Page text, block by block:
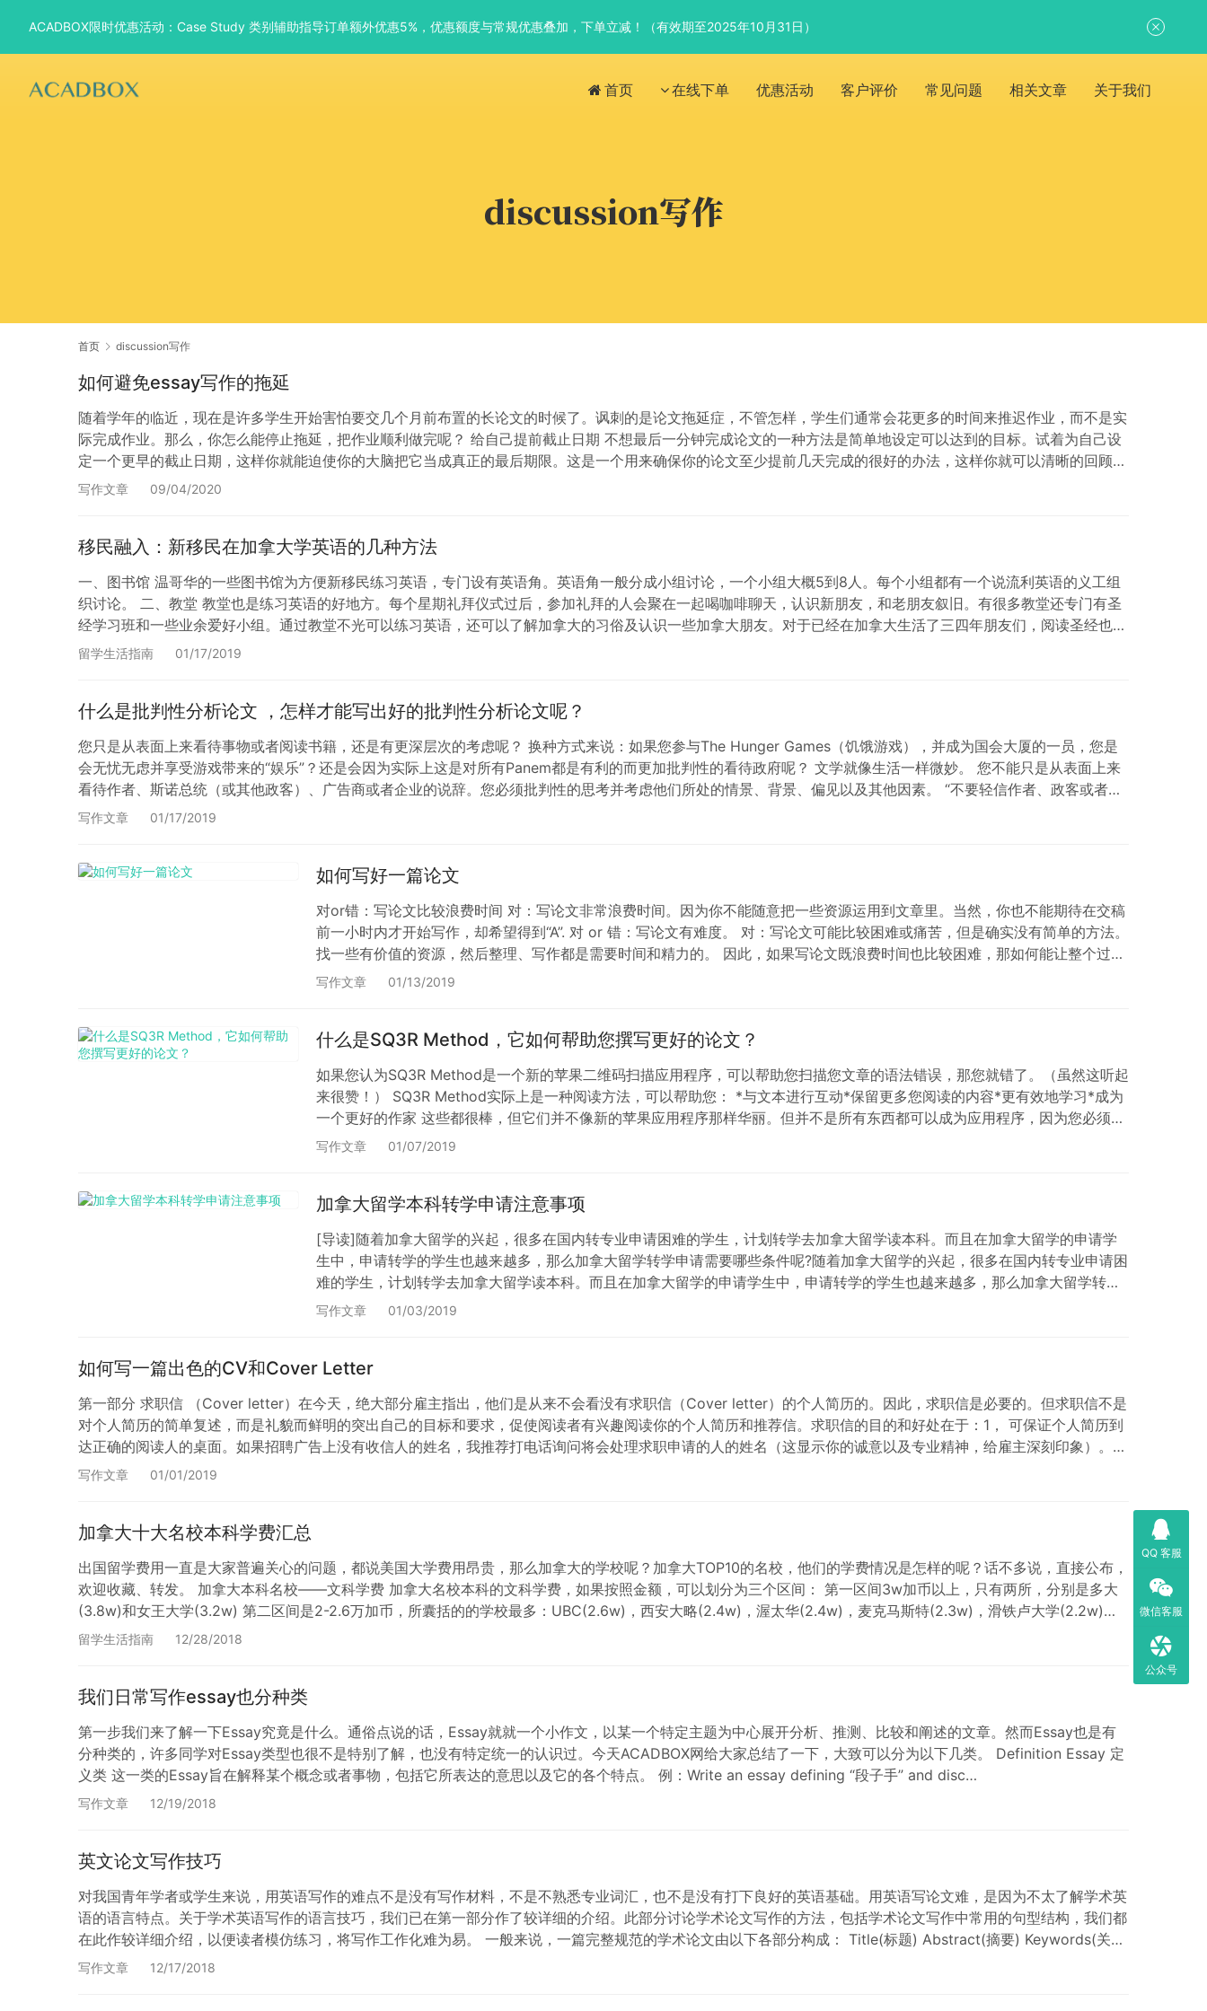
首页 在线下单 优惠活动 客户评价 常见问题 相关文章 关于我们
discussion写作
首页 discussion写作
如何避免essay写作的拖延
随着学年的临近，现在是许多学生开始害怕要交几个月前布置的长论文的时候了。讽刺的是论文拖延症，不管怎样，学生们通常会花更多的时间来推迟作业，而不是实
际完成作业。那么，你怎么能停止拖延，把作业顺利做完呢？ 给自己提前截止日期 不想最后一分钟完成论文的一种方法是简单地设定可以达到的目标。试着为自己设
定一个更早的截止日期，这样你就能迫使你的大脑把它当成真正的最后期限。这是一个用来确保你的论文至少提前几天完成的很好的办法，这样你就可以清晰的回顾并
修改你的论文。 在公共场合或者与朋友们一起工作 尽管在家里舒…
写作文章 09/04/2020
移民融入：新移民在加拿大学英语的几种方法
一、图书馆 温哥华的一些图书馆为方便新移民练习英语，专门设有英语角。英语角一般分成小组讨论，一个小组大概5到8人。每个小组都有一个说流利英语的义工组
织讨论。 二、教堂 教堂也是练习英语的好地方。每个星期礼拜仪式过后，参加礼拜的人会聚在一起喝咖啡聊天，认识新朋友，和老朋友叙旧。有很多教堂还专门有圣
经学习班和一些业余爱好小组。通过教堂不光可以练习英语，还可以了解加拿大的习俗及认识一些加拿大朋友。对于已经在加拿大生活了三四年朋友们，阅读圣经也不
失为是一种好办法。不是说你必须信仰基督教，而是了解文化不可…
留学生活指南 01/17/2019
什么是批判性分析论文 ，怎样才能写出好的批判性分析论文呢？
您只是从表面上来看待事物或者阅读书籍，还是有更深层次的考虑呢？ 换种方式来说：如果您参与The Hunger Games（饥饿游戏），并成为国会大厦的一员，您是
会无忧无虑并享受游戏带来的“娱乐”？还是会因为实际上这是对所有Panem都是有利的而更加批判性的看待政府呢？ 文学就像生活一样微妙。 您不能只是从表面上来
看待作者、斯诺总统（或其他政客）、广告商或者企业的说辞。您必须批判性的思考并考虑他们所处的情景、背景、偏见以及其他因素。 “不要轻信作者、政客或者企
业的说辞，而是要进行批判性思考。” 撰…
写作文章 01/17/2019
如何写好一篇论文
对or错：写论文比较浪费时间 对：写论文非常浪费时间。因为你不能随意把一些资源运用到文章里。当然，你也不能期待在交稿
前一小时内才开始写作，却希望得到“A”. 对 or 错：写论文有难度。 对：写论文可能比较困难或痛苦，但是确实没有简单的方法。
找一些有价值的资源，然后整理、写作都是需要时间和精力的。 因此，如果写论文既浪费时间也比较困难，那如何能让整个过程
少些痛苦呢？ 我们很乐意解答这个问题。 你需要做的就是按照下面的步骤，你就会很快学会写论文。 如何写好一篇论文Step 1:
写作文章 01/13/2019
什么是SQ3R Method，它如何帮助您撰写更好的论文？
如果您认为SQ3R Method是一个新的苹果二维码扫描应用程序，可以帮助您扫描您文章的语法错误，那您就错了。（虽然这听起
来很赞！） SQ3R Method实际上是一种阅读方法，可以帮助您： *与文本进行互动*保留更多您阅读的内容*更有效地学习*成为
一个更好的作家 这些都很棒，但它们并不像新的苹果应用程序那样华丽。但并不是所有东西都可以成为应用程序，因为您必须自
己去做一些事情。现在就让我们一起来学习SQ3R Method吧。 什么是SQ3R Method？ SQ3R Method是一种阅读技术，…
写作文章 01/07/2019
加拿大留学本科转学申请注意事项
[导读]随着加拿大留学的兴起，很多在国内转专业申请困难的学生，计划转学去加拿大留学读本科。而且在加拿大留学的申请学
生中，申请转学的学生也越来越多，那么加拿大留学转学申请需要哪些条件呢?随着加拿大留学的兴起，很多在国内转专业申请困
难的学生，计划转学去加拿大留学读本科。而且在加拿大留学的申请学生中，申请转学的学生也越来越多，那么加拿大留学转学
申请需要哪些条件呢? 转学去加拿大读本科的申请材料的要求 1.填写入学申请表，缴纳申请费。(不论申请成功与否，此费用
写作文章 01/03/2019
如何写一篇出色的CV和Cover Letter
第一部分 求职信 （Cover letter）在今天，绝大部分雇主指出，他们是从来不会看没有求职信（Cover letter）的个人简历的。因此，求职信是必要的。但求职信不是
对个人简历的简单复述，而是礼貌而鲜明的突出自己的目标和要求，促使阅读者有兴趣阅读你的个人简历和推荐信。求职信的目的和好处在于：1， 可保证个人简历到
达正确的阅读人的桌面。如果招聘广告上没有收信人的姓名，我推荐打电话询问将会处理求职申请的人的姓名（这显示你的诚意以及专业精神，给雇主深刻印象）。假
如不能的话按照以下原则：小型企业…
写作文章 01/01/2019
加拿大十大名校本科学费汇总
出国留学费用一直是大家普遍关心的问题，都说美国大学费用昂贵，那么加拿大的学校呢？加拿大TOP10的名校，他们的学费情况是怎样的呢？话不多说，直接公布，
欢迎收藏、转发。 加拿大本科名校——文科学费 加拿大名校本科的文科学费，如果按照金额，可以划分为三个区间： 第一区间3w加币以上，只有两所，分别是多大
(3.8w)和女王大学(3.2w) 第二区间是2-2.6万加币，所囊括的的学校最多：UBC(2.6w)，西安大略(2.4w)，渥太华(2.4w)，麦克马斯特(2.3w)，滑铁卢大学(2.2w)，
SFU…
留学生活指南 12/28/2018
我们日常写作essay也分种类
第一步我们来了解一下Essay究竟是什么。通俗点说的话，Essay就就一个小作文，以某一个特定主题为中心展开分析、推测、比较和阐述的文章。然而Essay也是有
分种类的，许多同学对Essay类型也很不是特别了解，也没有特定统一的认识过。今天ACADBOX网给大家总结了一下，大致可以分为以下几类。 Definition Essay 定
义类 这一类的Essay旨在解释某个概念或者事物，包括它所表达的意思以及它的各个特点。 例：Write an essay defining “段子手” and disc…
写作文章 12/19/2018
英文论文写作技巧
对我国青年学者或学生来说，用英语写作的难点不是没有写作材料，不是不熟悉专业词汇，也不是没有打下良好的英语基础。用英语写论文难，是因为不太了解学术英
语的语言特点。关于学术英语写作的语言技巧，我们已在第一部分作了较详细的介绍。此部分讨论学术论文写作的方法，包括学术论文写作中常用的句型结构，我们都
在此作较详细介绍，以便读者模仿练习，将写作工作化难为易。 一般来说，一篇完整规范的学术论文由以下各部分构成： Title(标题) Abstract(摘要) Keywords(关键
词) Table of con…
写作文章 12/17/2018
QQ 客服
微信客服
公众号
ACADBOX限时优惠活动：Case Study 类别辅助指导订单额外优惠5%，优惠额度与常规优惠叠加，下单立减！（有效期至2025年10月31日）